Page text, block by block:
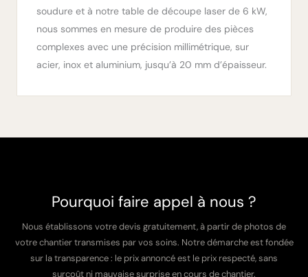
soudure et à notre table de découpe laser de 6 kW,
nous sommes en mesure de produire des pièces
complexes avec une précision millimétrique, sur
acier, inox et aluminium, jusqu’à 20 mm d’épaisseur.
Pourquoi faire appel à nous ?
Nous établissons votre devis gratuitement, à partir de photos de
votre chantier transmises par vos soins. Notre démarche est fondée
sur la transparence : le prix annoncé est le prix respecté, sans
surcoût ni mauvaise surprise en cours de chantier.